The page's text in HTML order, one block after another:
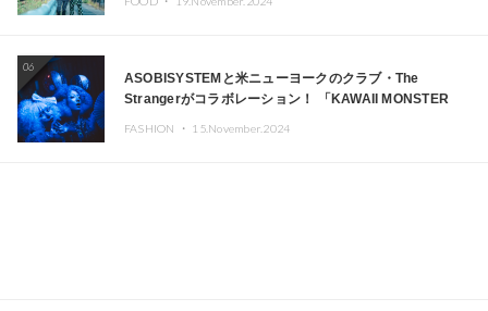
06
ASOBISYSTEMと米ニューヨークのクラブ・The
Strangerがコラボレーション！ 「KAWAII MONSTER
FASHION ・ 15.November.2024